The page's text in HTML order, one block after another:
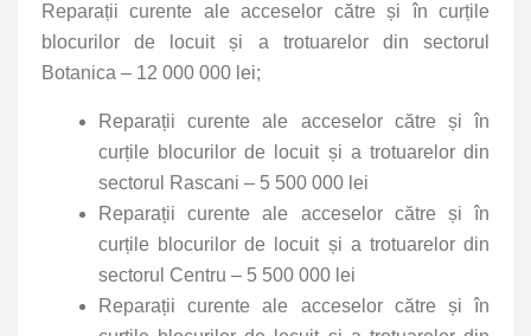
Reparații curente ale acceselor către și în curțile
blocurilor de locuit și a trotuarelor din sectorul
Botanica – 12 000 000 lei;
Reparații curente ale acceselor către și în
curțile blocurilor de locuit și a trotuarelor din
sectorul Rascani – 5 500 000 lei
Reparații curente ale acceselor către și în
curțile blocurilor de locuit și a trotuarelor din
sectorul Centru – 5 500 000 lei
Reparații curente ale acceselor către și în